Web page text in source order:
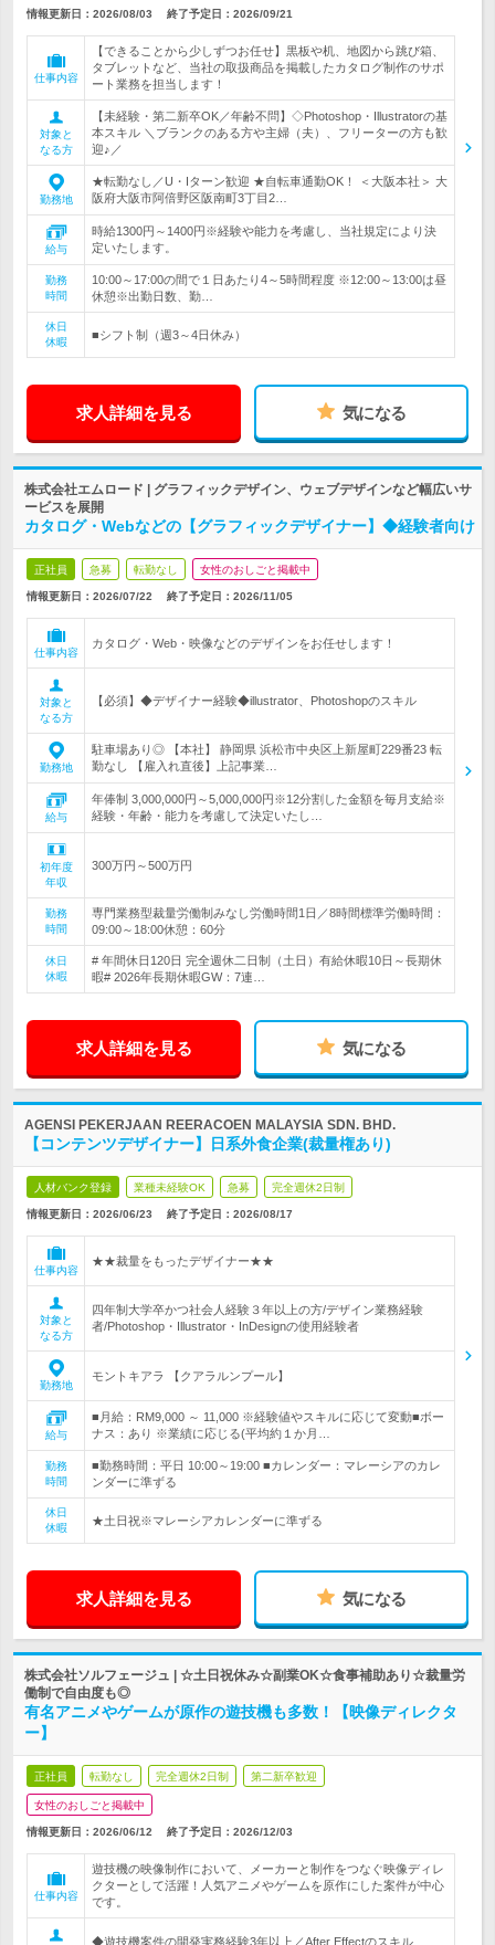
情報更新日：2026/08/03 終了予定日： 2026/09/21
仕事内容
【できることから少しずつお任せ】黒板や机、地図から跳び箱、
タブレットなど、当社の取扱商品を掲載したカタログ制作のサポ
ート業務を担当します！
対象と
なる方
【未経験・第二新卒OK／年齢不問】◇Photoshop・Illustratorの基
本スキル ＼ブランクのある方や主婦（夫）、フリーターの方も歓
迎♪／
勤務地
★転勤なし／U・Iターン歓迎 ★自転車通勤OK！ ＜大阪本社＞ 大
阪府大阪市阿倍野区阪南町3丁目2…
給与
時給1300円～1400円※経験や能力を考慮し、当社規定により決
定いたします。
勤務
時間
10:00～17:00の間で１日あたり4～5時間程度 ※12:00～13:00は昼
休憩※出勤日数、勤…
休日
休暇
■シフト制（週3～4日休み）
求人詳細を見る 気になる
株式会社エムロード | グラフィックデザイン、ウェブデザインなど幅広いサ
ービスを展開
カタログ・Webなどの【グラフィックデザイナー】◆経験者向け
正社員 急募 転勤なし 女性のおしごと掲載中
情報更新日：2026/07/22 終了予定日： 2026/11/05
仕事内容
カタログ・Web・映像などのデザインをお任せします！
対象と
なる方
【必須】◆デザイナー経験◆illustrator、Photoshopのスキル
勤務地
駐車場あり◎ 【本社】 静岡県 浜松市中央区上新屋町229番23 転
勤なし 【雇入れ直後】上記事業…
給与
年俸制 3,000,000円～5,000,000円※12分割した金額を毎月支給※
経験・年齢・能力を考慮して決定いたし…
初年度
年収
300万円～500万円
勤務
時間
専門業務型裁量労働制みなし労働時間1日／8時間標準労働時間：
09:00～18:00休憩：60分
休日
休暇
# 年間休日120日 完全週休二日制（土日）有給休暇10日～長期休
暇# 2026年長期休暇GW：7連…
求人詳細を見る 気になる
AGENSI PEKERJAAN REERACOEN MALAYSIA SDN. BHD.
【コンテンツデザイナー】日系外食企業(裁量権あり)
人材バンク登録 業種未経験OK 急募 完全週休2日制
情報更新日：2026/06/23 終了予定日： 2026/08/17
仕事内容
★★裁量をもったデザイナー★★
対象と
なる方
四年制大学卒かつ社会人経験３年以上の方/デザイン業務経験
者/Photoshop・Illustrator・InDesignの使用経験者
勤務地
モントキアラ 【クアラルンプール】
給与
■月給：RM9,000 ～ 11,000 ※経験値やスキルに応じて変動■ボー
ナス：あり ※業績に応じる(平均約１か月…
勤務
時間
■勤務時間：平日 10:00～19:00 ■カレンダー：マレーシアのカレ
ンダーに準ずる
休日
休暇
★土日祝※マレーシアカレンダーに準ずる
求人詳細を見る 気になる
株式会社ソルフェージュ | ☆土日祝休み☆副業OK☆食事補助あり☆裁量労
働制で自由度も◎
有名アニメやゲームが原作の遊技機も多数！【映像ディレクタ
ー】
正社員 転勤なし 完全週休2日制 第二新卒歓迎
女性のおしごと掲載中
情報更新日：2026/06/12 終了予定日： 2026/12/03
仕事内容
遊技機の映像制作において、メーカーと制作をつなぐ映像ディレ
クターとして活躍！人気アニメやゲームを原作にした案件が中心
です。
◆遊技機案件の開発実務経験3年以上／After Effectのスキル